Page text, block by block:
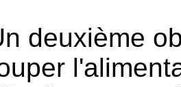
deuxième